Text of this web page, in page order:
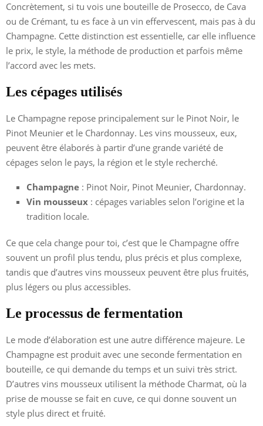
Concrètement, si tu vois une bouteille de Prosecco, de Cava
ou de Crémant, tu es face à un vin effervescent, mais pas à du
Champagne. Cette distinction est essentielle, car elle influence
le prix, le style, la méthode de production et parfois même
l’accord avec les mets.
Les cépages utilisés
Le Champagne repose principalement sur le Pinot Noir, le
Pinot Meunier et le Chardonnay. Les vins mousseux, eux,
peuvent être élaborés à partir d’une grande variété de
cépages selon le pays, la région et le style recherché.
Champagne : Pinot Noir, Pinot Meunier, Chardonnay.
Vin mousseux : cépages variables selon l’origine et la
tradition locale.
Ce que cela change pour toi, c’est que le Champagne offre
souvent un profil plus tendu, plus précis et plus complexe,
tandis que d’autres vins mousseux peuvent être plus fruités,
plus légers ou plus accessibles.
Le processus de fermentation
Le mode d’élaboration est une autre différence majeure. Le
Champagne est produit avec une seconde fermentation en
bouteille, ce qui demande du temps et un suivi très strict.
D’autres vins mousseux utilisent la méthode Charmat, où la
prise de mousse se fait en cuve, ce qui donne souvent un
style plus direct et fruité.